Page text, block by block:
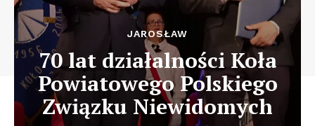
JAROSŁAW
70 lat działalności Koła
Powiatowego Polskiego
Związku Niewidomych